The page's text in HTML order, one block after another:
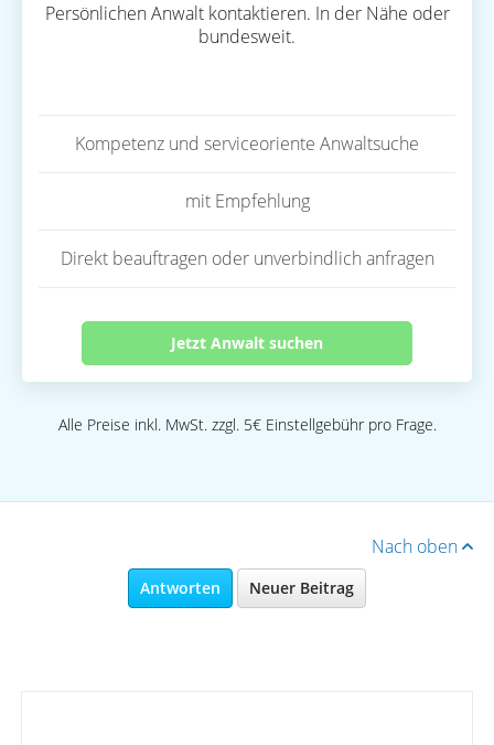
Persönlichen Anwalt kontaktieren. In der Nähe oder
bundesweit.
Kompetenz und serviceoriente Anwaltsuche
mit Empfehlung
Direkt beauftragen oder unverbindlich anfragen
Jetzt Anwalt suchen
Alle Preise inkl. MwSt. zzgl. 5€ Einstellgebühr pro Frage.
Nach oben
Antworten Neuer Beitrag